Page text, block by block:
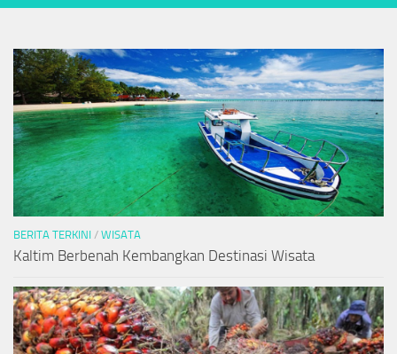
BERITA TERKINI / WISATA
Kaltim Berbenah Kembangkan Destinasi Wisata